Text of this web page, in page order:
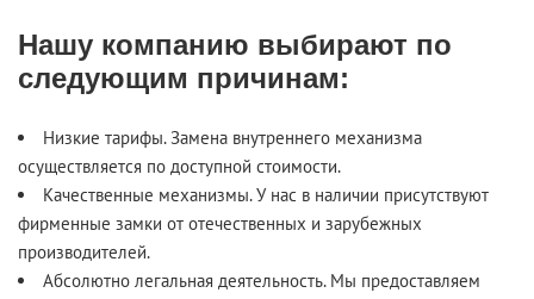
Нашу компанию выбирают по
следующим причинам:
Низкие тарифы. Замена внутреннего механизма
осуществляется по доступной стоимости.
Качественные механизмы. У нас в наличии присутствуют
фирменные замки от отечественных и зарубежных
производителей.
Абсолютно легальная деятельность. Мы предоставляем